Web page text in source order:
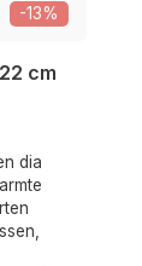
-13%
cm
dia